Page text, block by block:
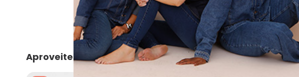
Aproveite e compre junto